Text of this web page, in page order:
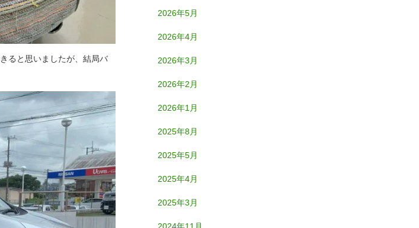
ると思いましたが、結局バ
2026年5月
2026年4月
2026年3月
2026年2月
2026年1月
2025年8月
2025年5月
2025年4月
2025年3月